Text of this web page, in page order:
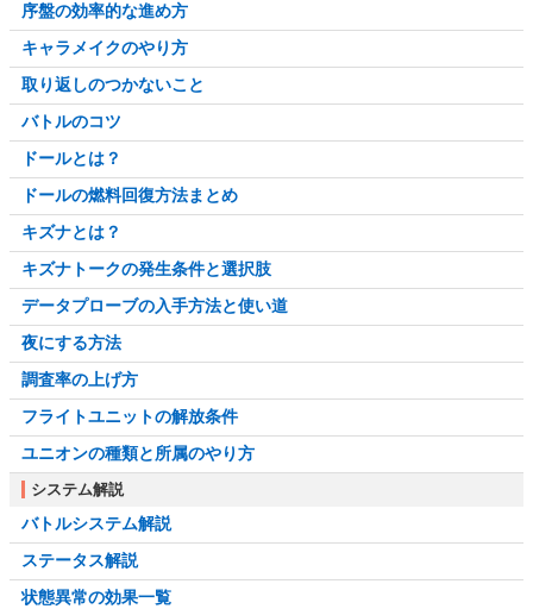
序盤の効率的な進め方
キャラメイクのやり方
取り返しのつかないこと
バトルのコツ
ドールとは？
ドールの燃料回復方法まとめ
キズナとは？
キズナトークの発生条件と選択肢
データプローブの入手方法と使い道
夜にする方法
調査率の上げ方
フライトユニットの解放条件
ユニオンの種類と所属のやり方
システム解説
バトルシステム解説
ステータス解説
状態異常の効果一覧